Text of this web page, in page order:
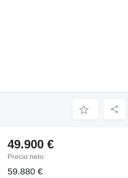
49.900 €
Precio neto
59.880 €